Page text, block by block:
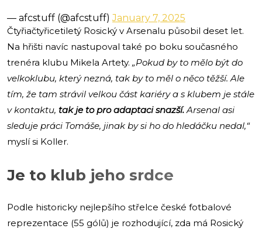
— afcstuff (@afcstuff)January 7, 2025
Čtyřiačtyřicetiletý Rosický v Arsenalu působil deset let.
Na hřišti navíc nastupoval také po boku současného
trenéra klubu Mikela Artety. „Pokud by to mělo být do
velkoklubu, který nezná, tak by to měl o něco těžší. Ale
tím, že tam strávil velkou část kariéry a s klubem je stále
v kontaktu, tak je to pro adaptaci snazší.Arsenal asi
sleduje práci Tomáše, jinak by si ho do hledáčku nedal,“
myslí si Koller.
Je to klub jeho srdce
Podle historicky nejlepšího střelce české fotbalové
reprezentace (55 gólů) je rozhodující, zda má Rosický